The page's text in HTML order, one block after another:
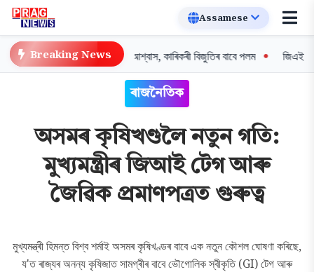
Breaking News
নাই: শিক্ষামন্ত্ৰী পেগুৰ আশ্বাস, কাৰিকৰী বিজুতিৰ বাবে পলম জিএইচএডচি
ৰাজনৈতিক
অসমৰ কৃষিখণ্ডলৈ নতুন গতি:
মুখ্যমন্ত্ৰীৰ জিআই টেগ আৰু
জৈৱিক প্ৰমাণপত্ৰত গুৰুত্ব
মুখ্যমন্ত্ৰী হিমন্ত বিশ্ব শৰ্মাই অসমৰ কৃষিখণ্ডৰ বাবে এক নতুন কৌশল ঘোষণা কৰিছে,
য'ত ৰাজ্যৰ অনন্য কৃষিজাত সামগ্ৰীৰ বাবে ভৌগোলিক স্বীকৃতি (GI) টেগ আৰু